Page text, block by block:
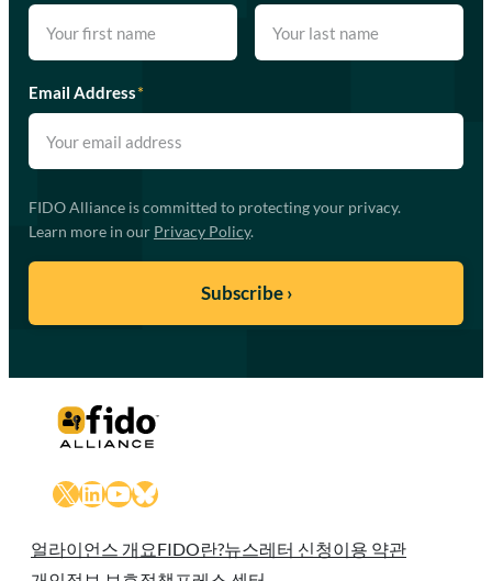
Email Address*
FIDO Alliance is committed to protecting your privacy.
Learn more in our Privacy Policy.
X LinkedIn
YouTube
Bluesky
얼라이언스 개요FIDO란?뉴스레터 신청이용 약관